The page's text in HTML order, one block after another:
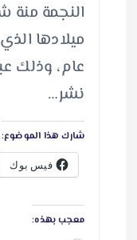
النجمة منة
عام، وذلك
نشر…
شارك هذا الموضوع:
فيس بوك
معجب بهذه: